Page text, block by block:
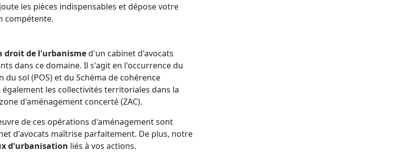
les pièces indispensables et dépose votre
compétente.
droit de l'urbanismed'un cabinet d'avocats
dans ce domaine. Il s'agit en l'occurrence du
sol (POS) et du Schéma de cohérence
les collectivités territoriales dans la
d'aménagement concerté (ZAC).
de ces opérations d'aménagement sont
d'avocats maîtrise parfaitement. De plus, notre
d'urbanisation liés à vos actions.